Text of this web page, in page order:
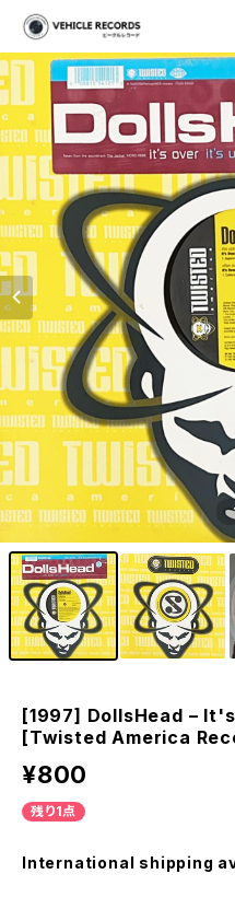
[1997] DollsHead –
[Twisted America
¥800
残り1点
International shipping